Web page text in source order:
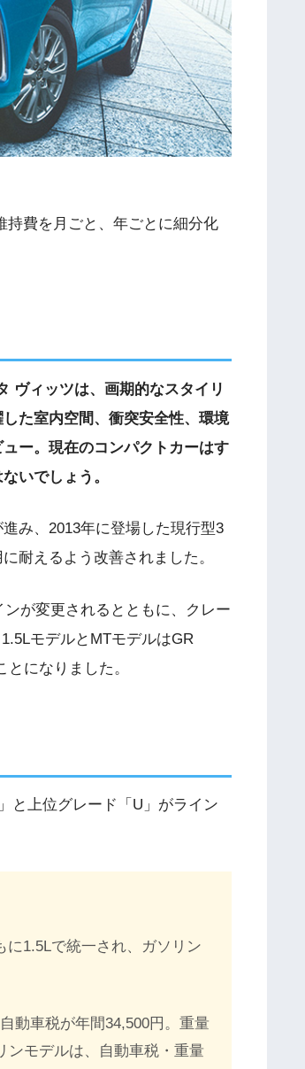
持費を月ごと、年ごとに細分化
ヴィッツは、画期的なスタイリ
た室内空間、衝突安全性、環境
ー。現在のコンパクトカーはす
いでしょう。
み、2013年に登場した現行型3
耐えるよう改善されました。
が変更されるとともに、クレー
モデルとMTモデルはGR
になりました。
と上位グレード「U」がライン
1.5Lで統一され、ガソリン
動車税が年間34,500円。重量
ンモデルは、自動車税・重量